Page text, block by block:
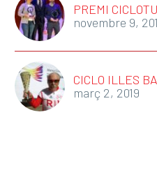
PREMI
novembre 9,
CICLO ILLES
març 2, 2019